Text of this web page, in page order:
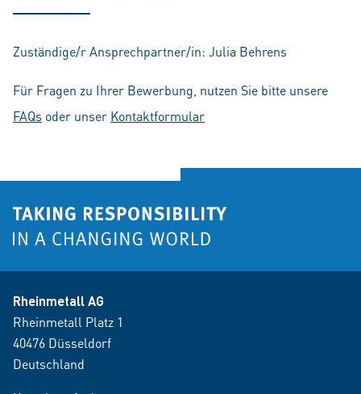
Zuständige/r Ansprechpartner/in: Julia Behrens
Für Fragen zu Ihrer Bewerbung, nutzen Sie bitte unsere
FAQs oder unser Kontaktformular
Rheinmetall AG
Rheinmetall Platz 1
40476 Düsseldorf
Deutschland